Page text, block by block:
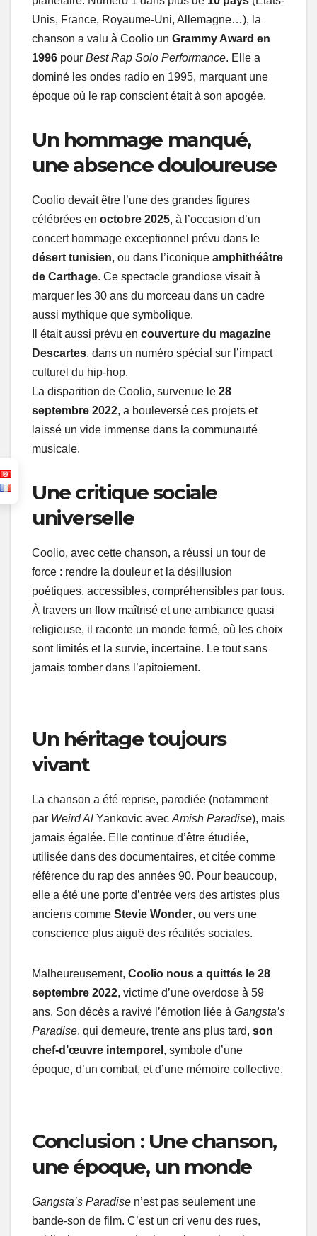
Unis, France, Royaume-Uni, Allemagne…), la
chanson a valu à Coolio un Grammy Award en
1996 pour Best Rap Solo Performance. Elle a
dominé les ondes radio en 1995, marquant une
époque où le rap conscient était à son apogée.
Un hommage manqué,
une absence douloureuse
Coolio devait être l’une des grandes figures
célébrées en octobre 2025, à l’occasion d’un
concert hommage exceptionnel prévu dans le
désert tunisien, ou dans l’iconique amphithéâtre
de Carthage. Ce spectacle grandiose visait à
marquer les 30 ans du morceau dans un cadre
aussi mythique que symbolique.
Il était aussi prévu en couverture du magazine
Descartes, dans un numéro spécial sur l’impact
culturel du hip-hop.
La disparition de Coolio, survenue le 28
septembre 2022, a bouleversé ces projets et
laissé un vide immense dans la communauté
musicale.
Une critique sociale
universelle
Coolio, avec cette chanson, a réussi un tour de
force : rendre la douleur et la désillusion
poétiques, accessibles, compréhensibles par tous.
À travers un flow maîtrisé et une ambiance quasi
religieuse, il raconte un monde fermé, où les choix
sont limités et la survie, incertaine. Le tout sans
jamais tomber dans l’apitoiement.
Un héritage toujours
vivant
La chanson a été reprise, parodiée (notamment
par Weird Al Yankovic avec Amish Paradise), mais
jamais égalée. Elle continue d’être étudiée,
utilisée dans des documentaires, et citée comme
référence du rap des années 90. Pour beaucoup,
elle a été une porte d’entrée vers des artistes plus
anciens comme Stevie Wonder, ou vers une
conscience plus aiguë des réalités sociales.
Malheureusement, Coolio nous a quittés le 28
septembre 2022, victime d’une overdose à 59
ans. Son décès a ravivé l’émotion liée à Gangsta’s
Paradise, qui demeure, trente ans plus tard, son
chef-d’œuvre intemporel , symbole d’une
époque, d’un combat, et d’une mémoire collective.
Conclusion : Une chanson,
une époque, un monde
Gangsta’s Paradise n’est pas seulement une
bande-son de film. C’est un cri venu des rues,